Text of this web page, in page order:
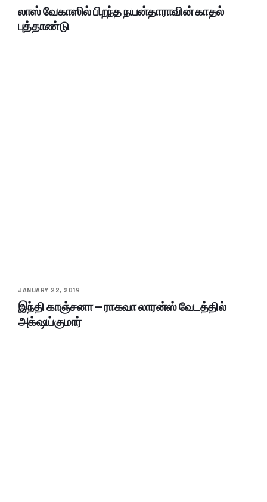
லாஸ் வேகாஸில் பிறந்த நயன்தாராவின் காதல்
புத்தாண்டு
JANUARY 22, 2019
இந்தி காஞ்சனா – ராகவா லாரன்ஸ் வேடத்தில்
அக்‌ஷய்குமார்